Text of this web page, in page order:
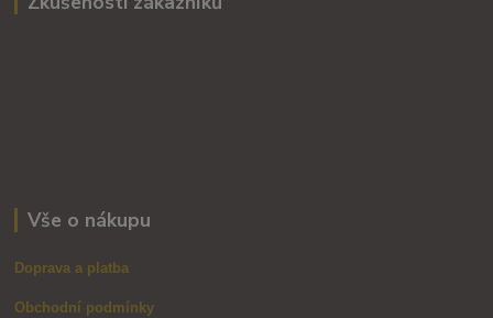
Vše o nákupu
Doprava a platba
Obchodní podmínky